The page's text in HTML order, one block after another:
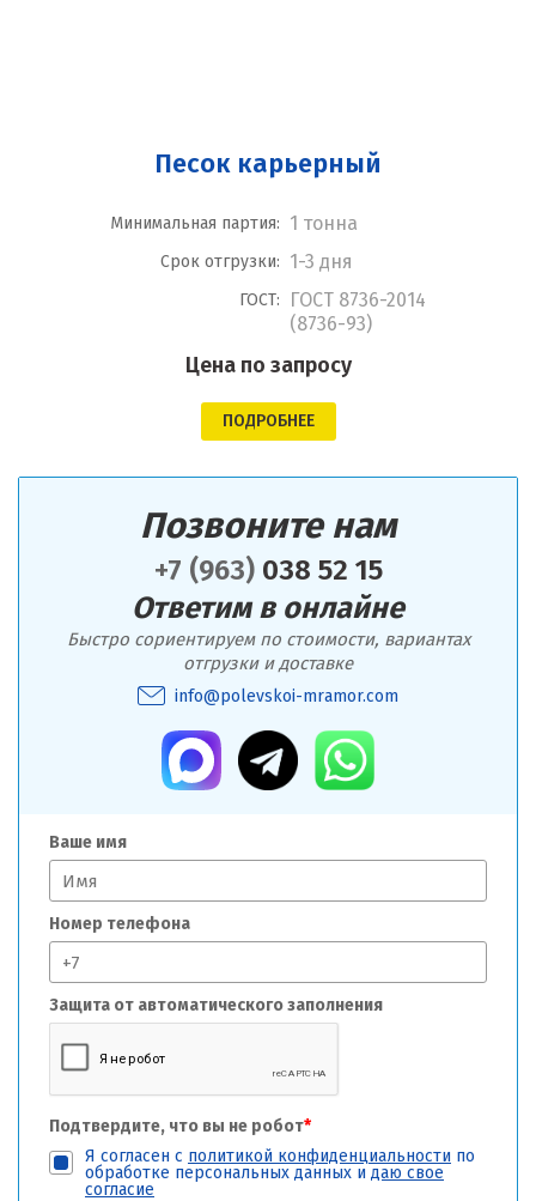
Песок карьерный
Минимальная партия: 1 тонна
Срок отгрузки: 1-3 дня
ГОСТ:
ГОСТ 8736-2014
(8736-93)
Цена по запросу
ПОДРОБНЕЕ
Позвоните нам
+7 (963)038 52 15
Ответим в онлайне
Быстро сориентируем по стоимости, вариантах
отгрузки и доставке
info@polevskoi-mramor.com
Ваше имя
Номер телефона
Защита от автоматического заполнения
Подтвердите, что вы не робот*
Я согласен с политикой конфиденциальности по
обработке персональных данных и даю свое
согласие